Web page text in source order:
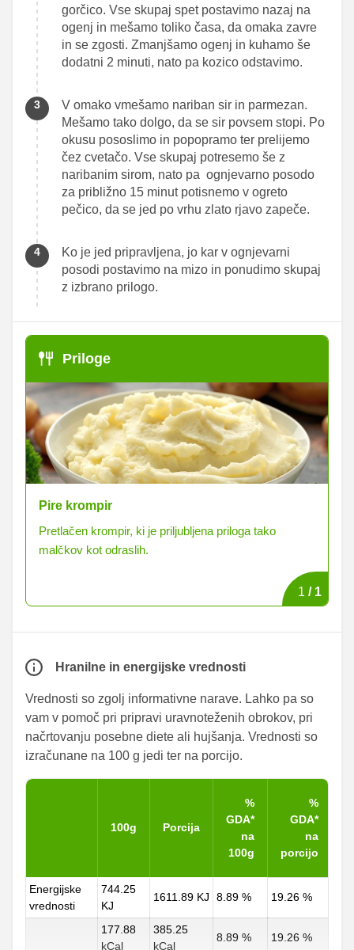
gorčico. Vse skupaj spet postavimo nazaj na
ogenj in mešamo toliko časa, da omaka zavre
in se zgosti. Zmanjšamo ogenj in kuhamo še
dodatni 2 minuti, nato pa kozico odstavimo.
V omako vmešamo nariban sir in parmezan.
Mešamo tako dolgo, da se sir povsem stopi. Po
okusu pososlimo in popopramo ter prelijemo
čez cvetačo. Vse skupaj potresemo še z
naribanim sirom, nato pa ognjevarno posodo
za približno 15 minut potisnemo v ogreto
pečico, da se jed po vrhu zlato rjavo zapeče.
Ko je jed pripravljena, jo kar v ognjevarni
posodi postavimo na mizo in ponudimo skupaj
z izbrano prilogo.
Priloge
Pire krompir
Pretlačen krompir, ki je priljubljena priloga tako
malčkov kot odraslih.
1 / 1
Hranilne in energijske vrednosti
Vrednosti so zgolj informativne narave. Lahko pa so
vam v pomoč pri pripravi uravnoteženih obrokov, pri
načrtovanju posebne diete ali hujšanja. Vrednosti so
izračunane na 100 g jedi ter na porcijo.
100g Porcija
%
GDA*
na
100g
%
GDA*
na
porcijo
Energijske
vrednosti
744.25
KJ
1611.89 KJ 8.89 % 19.26 %
177.88
kCal
385.25
kCal
8.89 % 19.26 %